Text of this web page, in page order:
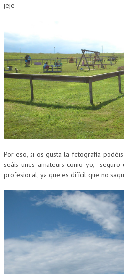
jeje.
Por eso, si os gusta la fotografía
seáis unos amateurs como yo, seguro
profesional, ya que es difícil que no